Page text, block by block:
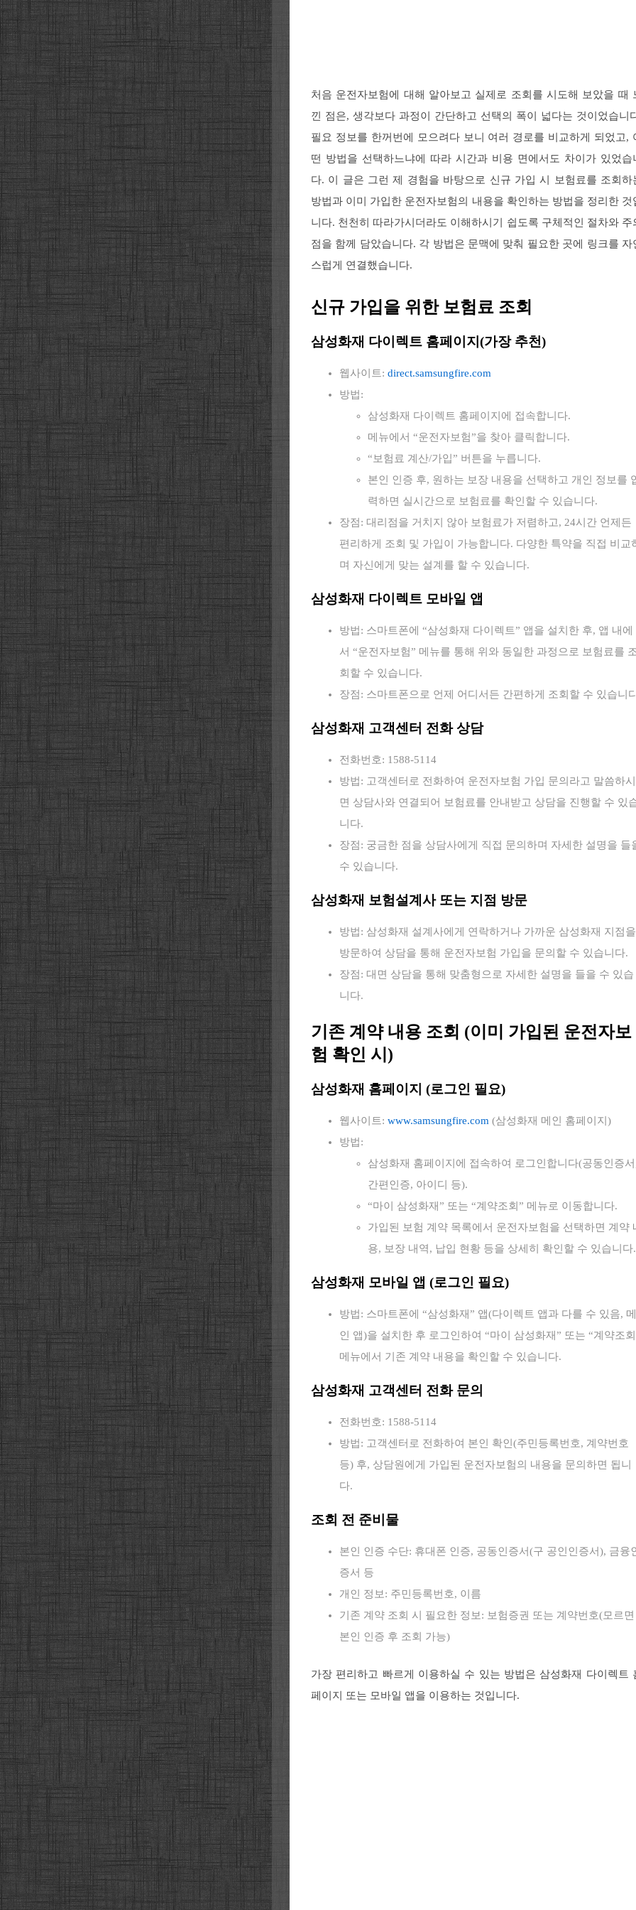
처음 운전자보험에 대해 알아보고 실제로 조회를 시도해 보았을 때
낀 점은, 생각보다 과정이 간단하고 선택의 폭이 넓다는 것이었습니
필요 정보를 한꺼번에 모으려다 보니 여러 경로를 비교하게 되었고,
떤 방법을 선택하느냐에 따라 시간과 비용 면에서도 차이가 있었습
다. 이 글은 그런 제 경험을 바탕으로 신규 가입 시 보험료를 조회하
방법과 이미 가입한 운전자보험의 내용을 확인하는 방법을 정리한 것
니다. 천천히 따라가시더라도 이해하시기 쉽도록 구체적인 절차와 주
점을 함께 담았습니다. 각 방법은 문맥에 맞춰 필요한 곳에 링크를 자
스럽게 연결했습니다.
신규 가입을 위한 보험료 조회
삼성화재 다이렉트 홈페이지(가장 추천)
웹사이트: direct.samsungfire.com
방법:
삼성화재 다이렉트 홈페이지에 접속합니다.
메뉴에서 “운전자보험”을 찾아 클릭합니다.
“보험료 계산/가입” 버튼을 누릅니다.
본인 인증 후, 원하는 보장 내용을 선택하고 개인 정보를
력하면 실시간으로 보험료를 확인할 수 있습니다.
장점: 대리점을 거치지 않아 보험료가 저렴하고, 24시간 언제든
편리하게 조회 및 가입이 가능합니다. 다양한 특약을 직접 비교
며 자신에게 맞는 설계를 할 수 있습니다.
삼성화재 다이렉트 모바일 앱
방법: 스마트폰에 “삼성화재 다이렉트” 앱을 설치한 후, 앱 내에
서 “운전자보험” 메뉴를 통해 위와 동일한 과정으로 보험료를
회할 수 있습니다.
장점: 스마트폰으로 언제 어디서든 간편하게 조회할 수 있습니
삼성화재 고객센터 전화 상담
전화번호: 1588-5114
방법: 고객센터로 전화하여 운전자보험 가입 문의라고 말씀하시
면 상담사와 연결되어 보험료를 안내받고 상담을 진행할 수 있
니다.
장점: 궁금한 점을 상담사에게 직접 문의하며 자세한 설명을 들
수 있습니다.
삼성화재 보험설계사 또는 지점 방문
방법: 삼성화재 설계사에게 연락하거나 가까운 삼성화재 지점을
방문하여 상담을 통해 운전자보험 가입을 문의할 수 있습니다.
장점: 대면 상담을 통해 맞춤형으로 자세한 설명을 들을 수 있습
니다.
기존 계약 내용 조회 (이미 가입된 운전자보
험 확인 시)
삼성화재 홈페이지 (로그인 필요)
웹사이트: www.samsungfire.com (삼성화재 메인 홈페이지)
방법:
삼성화재 홈페이지에 접속하여 로그인합니다(공동인증
간편인증, 아이디 등).
“마이 삼성화재” 또는 “계약조회” 메뉴로 이동합니다.
가입된 보험 계약 목록에서 운전자보험을 선택하면 계약
용, 보장 내역, 납입 현황 등을 상세히 확인할 수 있습니다.
삼성화재 모바일 앱 (로그인 필요)
방법: 스마트폰에 “삼성화재” 앱(다이렉트 앱과 다를 수 있음, 메
인 앱)을 설치한 후 로그인하여 “마이 삼성화재” 또는 “계약조
메뉴에서 기존 계약 내용을 확인할 수 있습니다.
삼성화재 고객센터 전화 문의
전화번호: 1588-5114
방법: 고객센터로 전화하여 본인 확인(주민등록번호, 계약번호
등) 후, 상담원에게 가입된 운전자보험의 내용을 문의하면 됩니
다.
조회 전 준비물
본인 인증 수단: 휴대폰 인증, 공동인증서(구 공인인증서), 금융
증서 등
개인 정보: 주민등록번호, 이름
기존 계약 조회 시 필요한 정보: 보험증권 또는 계약번호(모르면
본인 인증 후 조회 가능)
가장 편리하고 빠르게 이용하실 수 있는 방법은 삼성화재 다이렉트
페이지 또는 모바일 앱을 이용하는 것입니다.